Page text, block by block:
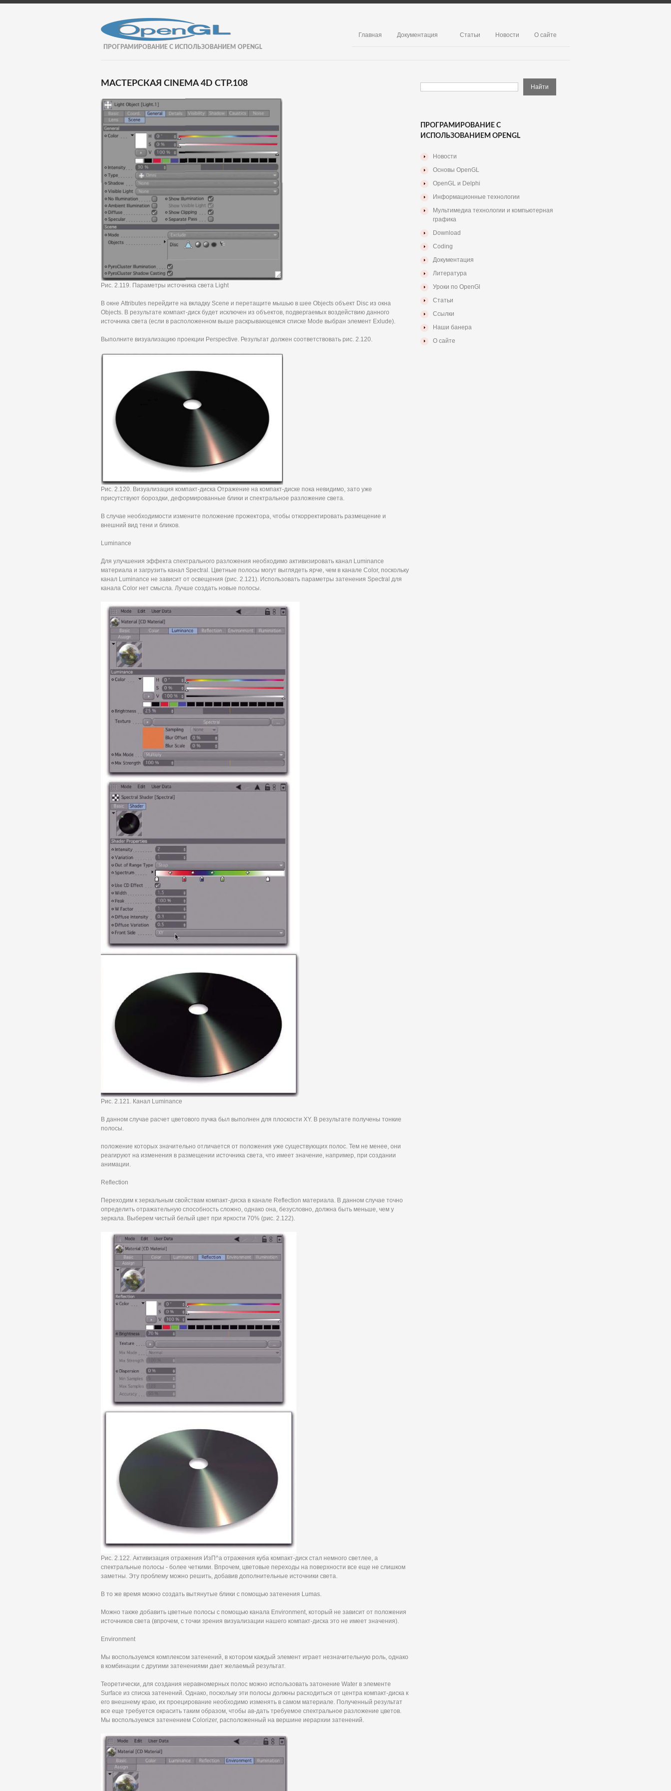
ПРОГРАМИРОВАНИЕ С ИСПОЛЬЗОВАНИЕМ OPENGL
Главная Документация Статьи Новости О сайте
МАСТЕРСКАЯ CINEMA 4D СТР.108
Рис. 2.119. Параметры источника света Light
В окне Attributes перейдите на вкладку Scene и перетащите мышью в шее Objects объект Disc из окна
Objects. В результате компакт-диск будет исключен из объектов, подвергаемых воздействию данного
источника света (если в расположенном выше раскрывающемся списке Mode выбран элемент Exlude).
Выполните визуализацию проекции Perspective. Результат должен соответствовать рис. 2.120.
Рис. 2.120. Визуализация компакт-диска Отражение на компакт-диске пока невидимо, зато уже
присутствуют бороздки, деформированные блики и спектральное разложение света.
В случае необходимости измените положение прожектора, чтобы откорректировать размещение и
внешний вид тени и бликов.
Luminance
Для улучшения эффекта спектрального разложения необходимо активизировать канал Luminance
материала и загрузить канал Spectral. Цветные полосы могут выглядеть ярче, чем в канале Color, поскольку
канал Luminance не зависит от освещения (рис. 2.121). Использовать параметры затенения Spectral для
канала Color нет смысла. Лучше создать новые полосы.
Рис. 2.121. Канал Luminance
В данном случае расчет цветового пучка был выполнен для плоскости XY. В результате получены тонкие
полосы.
положение которых значительно отличается от положения уже существующих полос. Тем не менее, они
реагируют на изменения в размещении источника света, что имеет значение, например, при создании
анимации.
Reflection
Переходим к зеркальным свойствам компакт-диска в канале Reflection материала. В данном случае точно
определить отражательную способность сложно, однако она, безусловно, должна быть меньше, чем у
зеркала. Выберем чистый белый цвет при яркости 70% (рис. 2.122).
Рис. 2.122. Активизация отражения ИзП^а отражения куба компакт-диск стал немного светлее, а
спектральные полосы - более четкими. Впрочем, цветовые переходы на поверхности все еще не слишком
заметны. Эту проблему можно решить, добавив дополнительные источники света.
В то же время можно создать вытянутые блики с помощью затенения Lumas.
Можно также добавить цветные полосы с помощью канала Environment, который не зависит от положения
источников света (впрочем, с точки зрения визуализации нашего компакт-диска это не имеет значения).
Environment
Мы воспользуемся комплексом затенений, в котором каждый элемент играет незначительную роль, однако
в комбинации с другими затенениями дает желаемый результат.
Теоретически, для создания неравномерных полос можно использовать затонение Water в элементе
Surface из списка затенений. Однако, поскольку эти полосы должны расходиться от центра компакт-диска к
его внешнему краю, их проецирование необходимо изменять в самом материале. Полученный результат
все еще требуется окрасить таким образом, чтобы ав-дать требуемое спектральное разложение цветов.
Мы воспользуемся затенением Colorizer, расположенный на вершине иерархии затенений.
ПРОГРАМИРОВАНИЕ С
ИСПОЛЬЗОВАНИЕМ OPENGL
Новости
Основы OpenGL
OpenGL и Delphi
Информационные технологии
Мультимедиа технологии и компьютерная
графика
Download
Coding
Документация
Литература
Уроки по OpenGl
Статьи
Ссылки
Наши банера
О сайте